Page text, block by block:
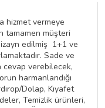
hizmet vermeye
tamamen müşteri
edilmiş 1+1 ve
Sade ve
verebilecek,
harmanlandığı
Dolap, Kıyafet
Temizlik ürünleri,